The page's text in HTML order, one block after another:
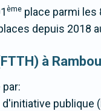
ème place parmi les
depuis 2018
à
d'initiative